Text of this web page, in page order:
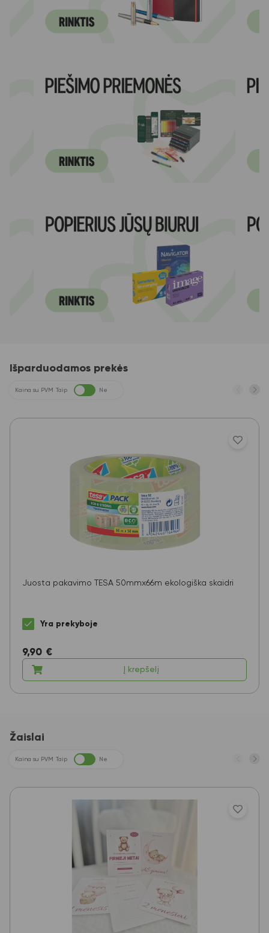
Išparduodamos prekės
Kaina su PVM Taip Ne
Juosta pakavimo TESA 50mmx66m ekologiška skaidri
Yra prekyboje
9,90 €
Į krepšelį
Žaislai
Kaina su PVM Taip Ne